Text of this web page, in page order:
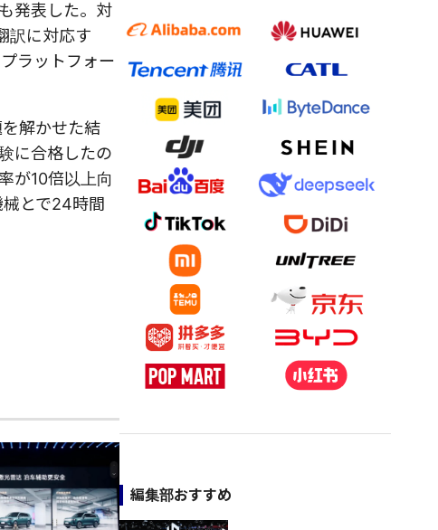
発表した。対
訳に対応す
ラットフォー
解かせた結
に合格したの
が10倍以上向
とで24時間
編集部おすすめ